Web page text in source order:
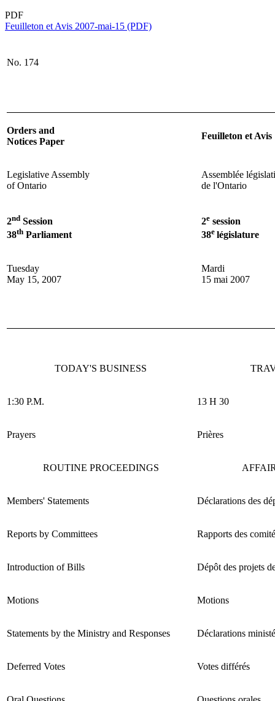
PDF
Feuilleton et Avis 2007-mai-15 (PDF)
No. 174
Orders and
Notices Paper
Feuilleton et Avis
Legislative Assembly
of Ontario
Assemblée
de l'Ontario
2nd Session
38th Parliament
2e session
38e législature
Tuesday
May 15, 2007
Mardi
15 mai 2007
TODAY'S BUSINESS
1:30 P.M. 13 H 30
Prayers Prières
ROUTINE PROCEEDINGS
Members' Statements Déclarations des
Reports by Committees Rapports des
Introduction of Bills Dépôt des projets
Motions Motions
Statements by the Ministry and Responses Déclarations
Deferred Votes Votes différés